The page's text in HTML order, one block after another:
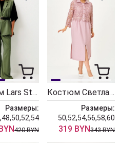
Костюм Lars Style 1247/1 оттенки хвои
Размеры:
420 BYN
Костюм Светлана-Стиль 2380 розовый
Размеры:
50,52,54,56,58,60
319 BYN343 BYN